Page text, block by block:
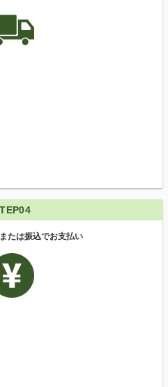
たは振込でお支払い